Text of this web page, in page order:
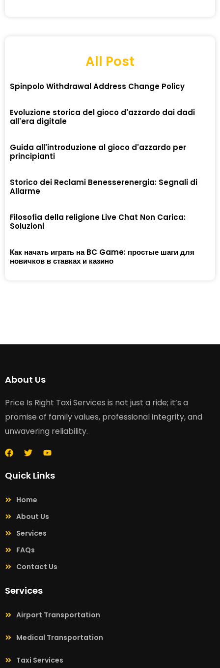
All Post
Spinpolo Withdrawal Address Change Policy
Evoluzione storica del gioco d'azzardo dai dadi
all'era digitale
Guida all'introduzione al gioco d'azzardo per
principianti
Storico dei Reclami Benesserenergia: Segnali di
Allarme
Filosofia della religione Live Chat Non Carica:
Soluzioni
Как начать играть на BC Game: простые шаги для
новичков в ставках и казино
About Us
Price Is Right Taxi Services is not just a ride; it’s a
promise of family values, professional integrity, and
unwavering reliability.
Quick Links
Home
About Us
Services
FAQs
Contact Us
Services
Airport Transportation
Medical Transportation
Taxi Services